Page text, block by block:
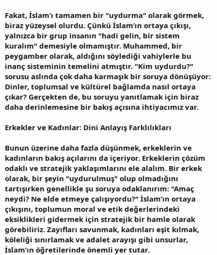
Fakat, İslam’ı tamamen bir "uydurma" olarak görmek,
biraz yüzeysel olurdu. Çünkü İslam’ın ortaya çıkışı,
yalnızca bir grup insanın "hadi gelin, bir sistem
kuralım" demesiyle olmamıştır. Muhammed, bir
peygamber olarak, aldığını söylediği vahiylerle bu
inanç sisteminin temelini atmıştır. "Kim uydurdu?"
sorusu aslında çok daha karmaşık bir soruya dönüşüyor:
Dinler, toplumsal ve kültürel bağlamda nasıl ortaya
çıkar? Gerçekten de, bu soruyu yanıtlamak için biraz
daha derinlemesine bir bakış açısına ihtiyacımız var.
Erkekler ve Kadınlar: Dini Anlayış Farklılıkları
Bunun üzerine daha fazla düşünmek, erkeklerin ve
kadınların bakış açılarını da içeriyor. Erkeklerin çözüm
odaklı ve stratejik yaklaşımlarını ele alalım. Bir erkek
olarak, bir şeyin "uydurulmuş" olup olmadığını
tartışırken genellikle şu soruya odaklanırım: "Amaç
neydi? Ne elde etmeye çalışıyordu?" İslam’ın ortaya
çıkışını, toplumun moral ve etik değerlerindeki
eksiklikleri gidermek için stratejik bir hamle olarak
görebiliriz. Zayıfları savunmak, kadınları eşit kılmak,
köleliği sınırlamak ve adalet arayışı gibi unsurlar,
İslam’ın öğretilerinde önemli yer tutar.